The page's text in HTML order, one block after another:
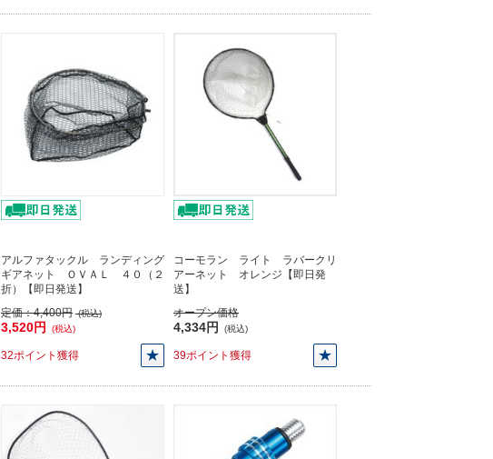
アルファタックル ランディング
ギアネット ＯＶＡＬ ４０（２
折）【即日発送】
定価：4,400円 (税込)
3,520円 (税込)
32ポイント獲得
コーモラン ライト ラバークリ
アーネット オレンジ【即日発
送】
オープン価格
4,334円 (税込)
39ポイント獲得